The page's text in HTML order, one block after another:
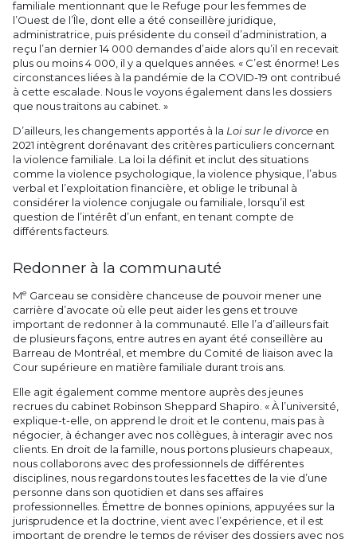
familiale mentionnant que le Refuge pour les femmes de
l’Ouest de l’Île, dont elle a été conseillère juridique,
administratrice, puis présidente du conseil d’administration, a
reçu l’an dernier 14 000 demandes d’aide alors qu’il en recevait
plus ou moins 4 000, il y a quelques années. « C’est énorme! Les
circonstances liées à la pandémie de la COVID-19 ont contribué
à cette escalade. Nous le voyons également dans les dossiers
que nous traitons au cabinet. »
D’ailleurs, les changements apportés à la Loi sur le divorce en
2021 intègrent dorénavant des critères particuliers concernant
la violence familiale. La loi la définit et inclut des situations
comme la violence psychologique, la violence physique, l’abus
verbal et l’exploitation financière, et oblige le tribunal à
considérer la violence conjugale ou familiale, lorsqu’il est
question de l’intérêt d’un enfant, en tenant compte de
différents facteurs.
Redonner à la communauté
Me Garceau se considère chanceuse de pouvoir mener une
carrière d’avocate où elle peut aider les gens et trouve
important de redonner à la communauté. Elle l’a d’ailleurs fait
de plusieurs façons, entre autres en ayant été conseillère au
Barreau de Montréal, et membre du Comité de liaison avec la
Cour supérieure en matière familiale durant trois ans.
Elle agit également comme mentore auprès des jeunes
recrues du cabinet Robinson Sheppard Shapiro. « À l’université,
explique-t-elle, on apprend le droit et le contenu, mais pas à
négocier, à échanger avec nos collègues, à interagir avec nos
clients. En droit de la famille, nous portons plusieurs chapeaux,
nous collaborons avec des professionnels de différentes
disciplines, nous regardons toutes les facettes de la vie d’une
personne dans son quotidien et dans ses affaires
professionnelles. Émettre de bonnes opinions, appuyées sur la
jurisprudence et la doctrine, vient avec l’expérience, et il est
important de prendre le temps de réviser des dossiers avec nos